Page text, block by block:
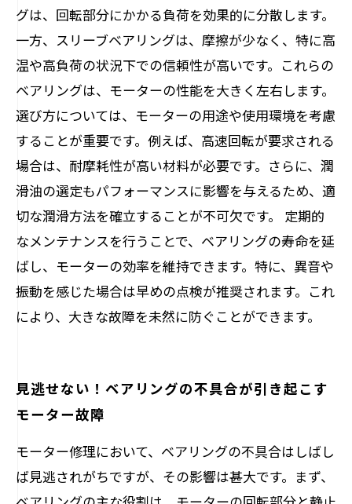
グは、回転部分にかかる負荷を効果的に分散します。
一方、スリーブベアリングは、摩擦が少なく、特に高
温や高負荷の状況下での信頼性が高いです。これらの
ベアリングは、モーターの性能を大きく左右します。
選び方については、モーターの用途や使用環境を考慮
することが重要です。例えば、高速回転が要求される
場合は、耐摩耗性が高い材料が必要です。さらに、潤
滑油の選定もパフォーマンスに影響を与えるため、適
切な潤滑方法を確立することが不可欠です。 定期的
なメンテナンスを行うことで、ベアリングの寿命を延
ばし、モーターの効率を維持できます。特に、異音や
振動を感じた場合は早めの点検が推奨されます。これ
により、大きな故障を未然に防ぐことができます。
見逃せない！ベアリングの不具合が引き起こす
モーター故障
モーター修理において、ベアリングの不具合はしばし
ば見逃されがちですが、その影響は甚大です。まず、